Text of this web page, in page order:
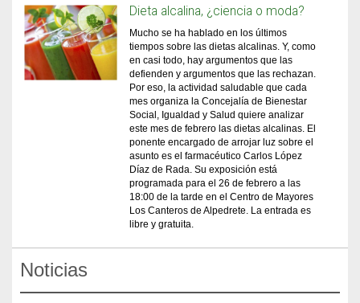
Dieta alcalina, ¿ciencia o moda?
Mucho se ha hablado en los últimos
tiempos sobre las dietas alcalinas. Y, como
en casi todo, hay argumentos que las
defienden y argumentos que las rechazan.
Por eso, la actividad saludable que cada
mes organiza la Concejalía de Bienestar
Social, Igualdad y Salud quiere analizar
este mes de febrero las dietas alcalinas. El
ponente encargado de arrojar luz sobre el
asunto es el farmacéutico Carlos López
Díaz de Rada. Su exposición está
programada para el 26 de febrero a las
18:00 de la tarde en el Centro de Mayores
Los Canteros de Alpedrete. La entrada es
libre y gratuita.
Noticias